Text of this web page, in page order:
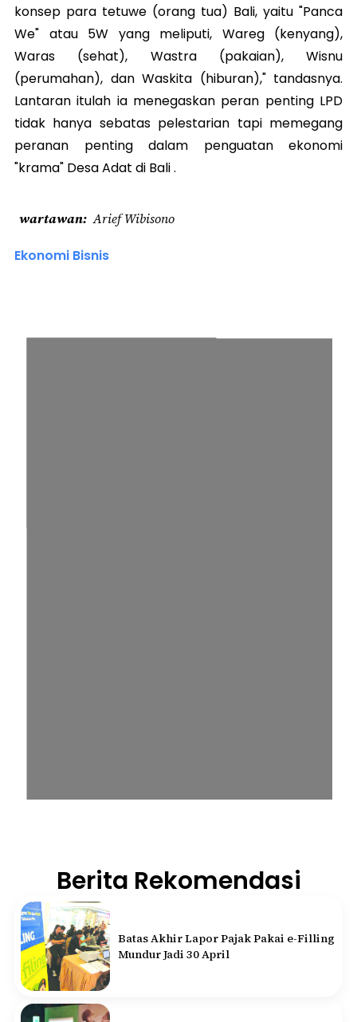
konsep para tetuwe (orang tua) Bali, yaitu "Panca
We" atau 5W yang meliputi, Wareg (kenyang),
Waras (sehat), Wastra (pakaian), Wisnu
(perumahan), dan Waskita (hiburan)," tandasnya.
Lantaran itulah ia menegaskan peran penting LPD
tidak hanya sebatas pelestarian tapi memegang
peranan penting dalam penguatan ekonomi
"krama" Desa Adat di Bali .
wartawan Arief Wibisono
Ekonomi Bisnis
Berita Rekomendasi
Batas Akhir Lapor Pajak Pakai e-Filling
Mundur Jadi 30 April